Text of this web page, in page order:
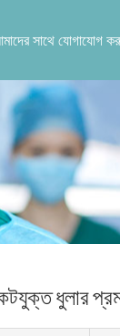
সাথে যোগাযোগ
ধুলার